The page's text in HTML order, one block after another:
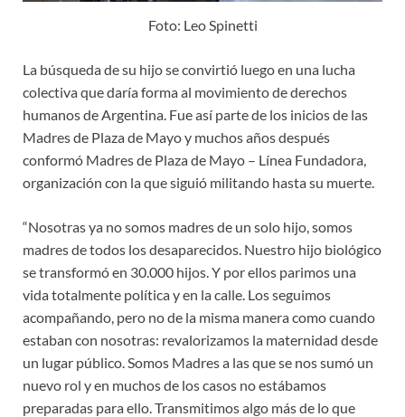
Foto: Leo Spinetti
La búsqueda de su hijo se convirtió luego en una lucha
colectiva que daría forma al movimiento de derechos
humanos de Argentina. Fue así parte de los inicios de las
Madres de Plaza de Mayo y muchos años después
conformó Madres de Plaza de Mayo – Línea Fundadora,
organización con la que siguió militando hasta su muerte.
“Nosotras ya no somos madres de un solo hijo, somos
madres de todos los desaparecidos. Nuestro hijo biológico
se transformó en 30.000 hijos. Y por ellos parimos una
vida totalmente política y en la calle. Los seguimos
acompañando, pero no de la misma manera como cuando
estaban con nosotras: revalorizamos la maternidad desde
un lugar público. Somos Madres a las que se nos sumó un
nuevo rol y en muchos de los casos no estábamos
preparadas para ello. Transmitimos algo más de lo que